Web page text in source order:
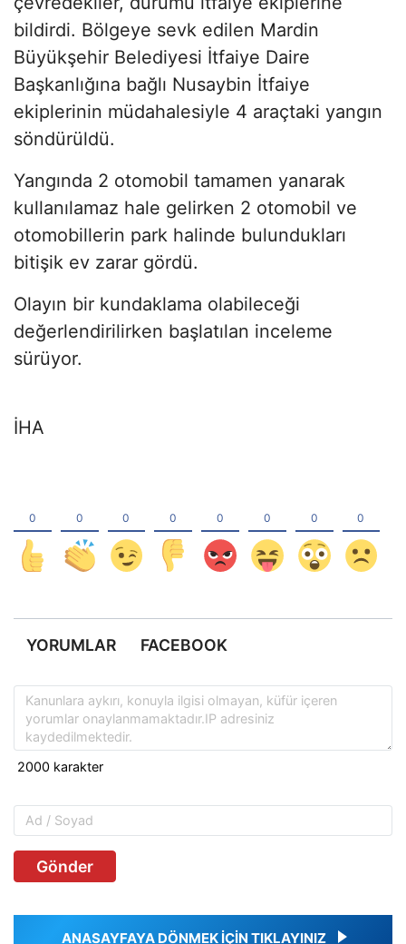
bildirdi. Bölgeye sevk edilen Mardin
Büyükşehir Belediyesi İtfaiye Daire
Başkanlığına bağlı Nusaybin İtfaiye
ekiplerinin müdahalesiyle 4 araçtaki yangın
söndürüldü.
Yangında 2 otomobil tamamen yanarak
kullanılamaz hale gelirken 2 otomobil ve
otomobillerin park halinde bulundukları
bitişik ev zarar gördü.
Olayın bir kundaklama olabileceği
değerlendirilirken başlatılan inceleme
sürüyor.
İHA
YORUMLAR FACEBOOK
Gönder
ANASAYFAYA DÖNMEK İÇİN TIKLAYINIZ